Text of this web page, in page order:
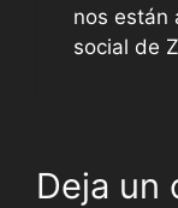
nos están
social de
Deja un